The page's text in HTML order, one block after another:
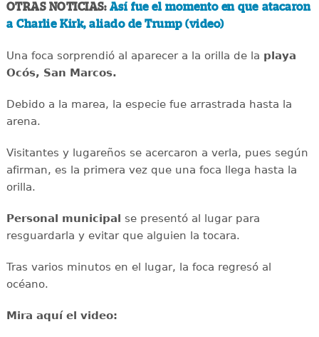
OTRAS NOTICIAS: Así fue el momento en que atacaron
a Charlie Kirk, aliado de Trump (video)
Una foca sorprendió al aparecer a la orilla de la playa
Ocós, San Marcos.
Debido a la marea, la especie fue arrastrada hasta la
arena.
Visitantes y lugareños se acercaron a verla, pues según
afirman, es la primera vez que una foca llega hasta la
orilla.
Personal municipal se presentó al lugar para
resguardarla y evitar que alguien la tocara.
Tras varios minutos en el lugar, la foca regresó al
océano.
Mira aquí el video: